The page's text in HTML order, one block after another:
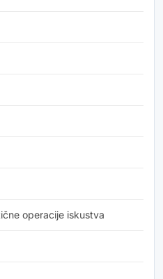
operacije iskustva